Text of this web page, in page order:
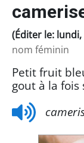
(Éditer le: lundi,
nom féminin
Petit fruit
gout à la